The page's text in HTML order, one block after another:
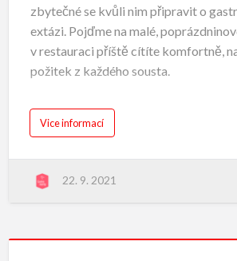
zbytečné se kvůli nim připravit o
extázi. Pojďme na malé,
v restauraci příště cítíte komfortně,
požitek z každého sousta.
Právě jsme usedli k tabuli, usmíváme
spolustolovníka a stojí před námi první
ubrousek. Většinou má rozměry
rozměr už opravdu dokáže zabránit
zpozorněme. Ten se na kolena
Vice informací
22. 9. 2021